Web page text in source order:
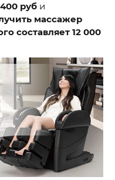
руб и
массажер
составляет 12 000